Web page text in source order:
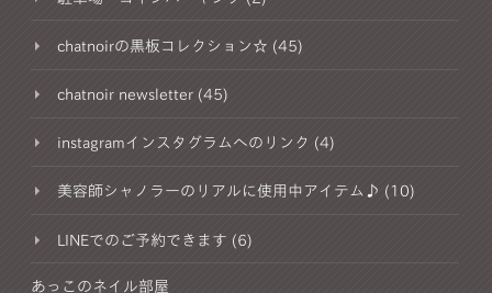
chatnoirの黒板コレクション☆ (45)
chatnoir newsletter (45)
instagramインスタグラムへのリンク (4)
美容師シャノラーのリアルに使用中アイテム♪ (10)
LINEでのご予約できます (6)
あっこのネイル部屋